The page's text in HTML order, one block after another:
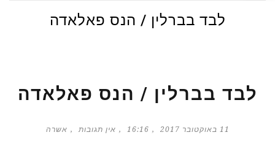
לבד בברלין / הנס פאלאדה
לבד בברלין / הנס פאלאדה
11 באוקטובר 2017 16:16 אין תגובות אשרה